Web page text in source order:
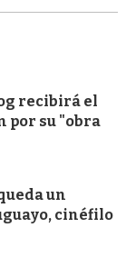
recibirá el
por su "obra
un
cinéfilo